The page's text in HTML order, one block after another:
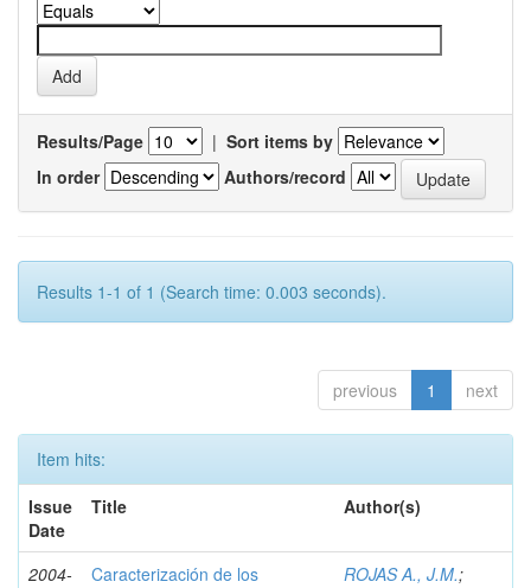
Results/Page | Sort items by
In order
Authors/record
Results 1-1 of 1 (Search time: 0.003 seconds).
previous 1 next
Item hits:
Issue
Date
Title Author(s)
2004-
Caracterización de los
ROJAS A., J.M.;